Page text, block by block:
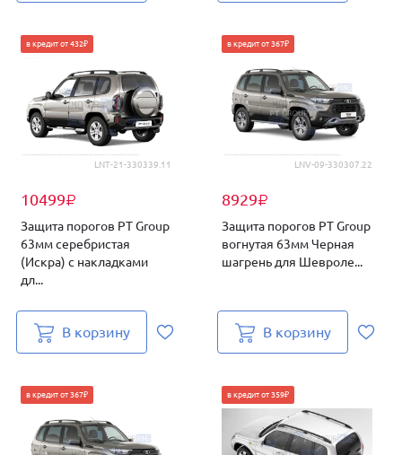
LNT-21-330339.11
10499₽
в кредит от 432₽
Защита порогов PT Group
63мм серебристая
(Искра) с накладками
дл...
В корзину
LNV-09-330307.22
8929₽
в кредит от 367₽
Защита порогов PT Group
вогнутая 63мм Черная
шагрень для Шевроле...
В корзину
в кредит от 367₽ в кредит от 359₽